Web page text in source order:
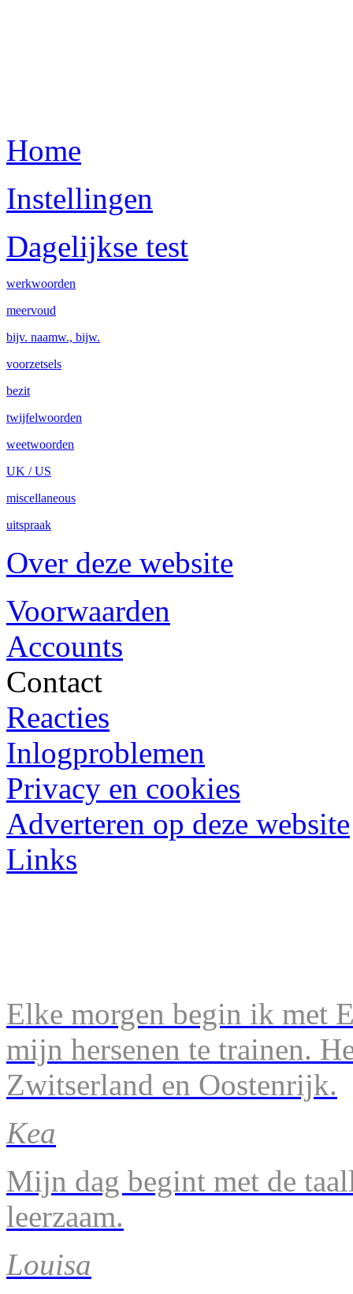
Home
Instellingen
Dagelijkse test
werkwoorden
meervoud
bijv. naamw., bijw.
voorzetsels
bezit
twijfelwoorden
weetwoorden
UK / US
miscellaneous
uitspraak
Over deze website
Voorwaarden
Accounts
Contact
Reacties
Inlogproblemen
Privacy en cookies
Adverteren op deze website
Links
Elke morgen begin ik met
mijn hersenen te trainen.
Zwitserland en Oostenrijk.
Kea
Mijn dag begint met de
leerzaam.
Louisa